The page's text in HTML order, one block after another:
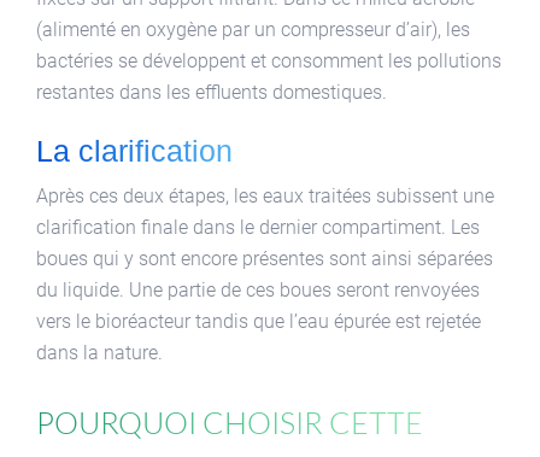
(alimenté en oxygène par un compresseur d’air), les
bactéries se développent et consomment les pollutions
restantes dans les effluents domestiques.
La clarification
Après ces deux étapes, les eaux traitées subissent une
clarification finale dans le dernier compartiment. Les
boues qui y sont encore présentes sont ainsi séparées
du liquide. Une partie de ces boues seront renvoyées
vers le bioréacteur tandis que l’eau épurée est rejetée
dans la nature.
Pourquoi choisir cette